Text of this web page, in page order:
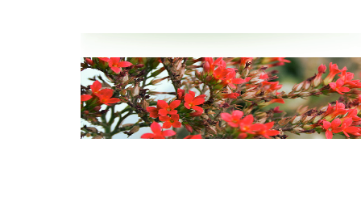
Her hos os får du altid en god afslutning når det gælder
Kristen Begravelse Hadsten
vi hjælper i alle faser af begravelsel